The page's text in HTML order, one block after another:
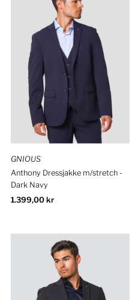
GNIOUS
Anthony Dressjakke m/stretch -
Dark Navy
Ordinær
1.399,00 kr